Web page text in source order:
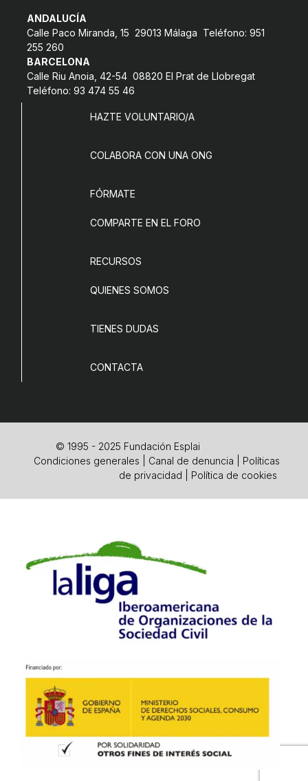
ANDALUCÍA
Calle Paco Miranda, 15 29013 Málaga Teléfono: 951
255 260
BARCELONA
Calle Riu Anoia, 42-54 08820 El Prat de Llobregat
Teléfono: 93 474 55 46
HAZTE VOLUNTARIO/A
COLABORA CON UNA ONG
FÓRMATE
COMPARTE EN EL FORO
RECURSOS
QUIENES SOMOS
TIENES DUDAS
CONTACTA
© 1995 - 2025 Fundación Esplai
Condiciones generales
Canal de denuncia
Políticas
de privacidad
Política de cookies